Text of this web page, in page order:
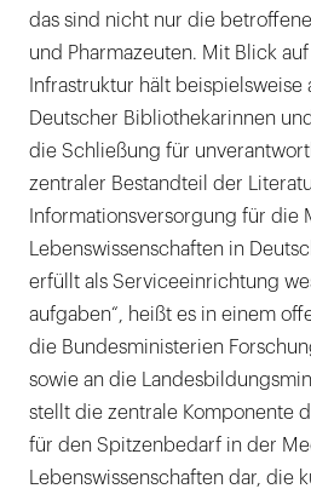
das sind nicht nur die
und Pharmazeuten. Mit Blick
Infrastruktur hält beispielsweise
Deutscher Bibliothekarinnen
die Schließung für
zentraler Bestandteil der
Informationsversorgung für die
Lebenswissenschaften in
erfüllt als Serviceeinrichtung
aufgaben“, heißt es in einem
die Bundesministerien
sowie an die
stellt die zentrale Komponente
für den Spitzenbedarf in der
Lebenswissenschaften dar, die